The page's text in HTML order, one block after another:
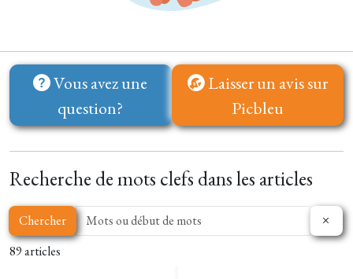
Vous avez une
question?
Laisser un avis sur
Picbleu
Recherche de mots clefs dans les articles
Chercher
89 articles